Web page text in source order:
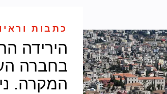
כתבות
הירידה
בחברה
המקרה.